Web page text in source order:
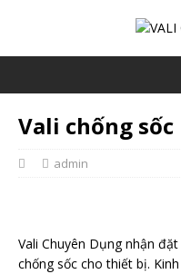
Vali chống sốc
admin
Vali Chuyên Dụng nhận
chống sốc cho thiết bị.